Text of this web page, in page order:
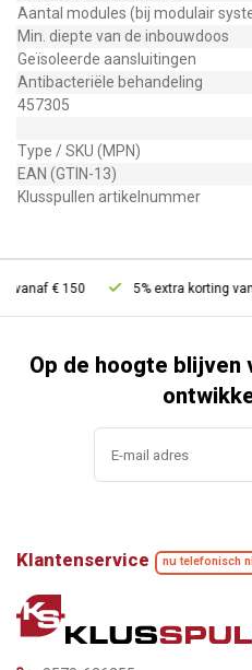
Aantal modules (bij modulair
Min. diepte van de inbouwdoos
Geïsoleerde aansluitingen
Antibacteriële behandeling
457305
Type / SKU (MPN)
EAN (GTIN-13)
Klusspullen artikelnummer
€ 150 5% extra korting
Op de hoogte blijven
Klantenservice nu telefonisch